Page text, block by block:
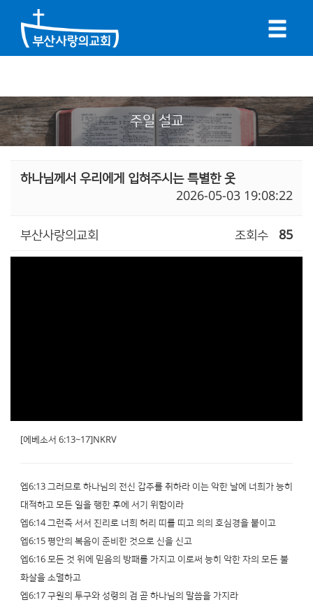
주일 설교
하나님께서 우리에게 입혀주시는 특별한 옷
2026-05-03 19:08:22
부산사랑의교회 조회수 85
[에베소서 6:13~17]NKRV
엡6:13 그러므로 하나님의 전신 갑주를 취하라 이는 악한 날에 너희가 능히
대적하고 모든 일을 행한 후에 서기 위함이라
엡6:14 그런즉 서서 진리로 너희 허리 띠를 띠고 의의 호심경을 붙이고
엡6:15 평안의 복음이 준비한 것으로 신을 신고
엡6:16 모든 것 위에 믿음의 방패를 가지고 이로써 능히 악한 자의 모든 불
화살을 소멸하고
엡6:17 구원의 투구와 성령의 검 곧 하나님의 말씀을 가지라